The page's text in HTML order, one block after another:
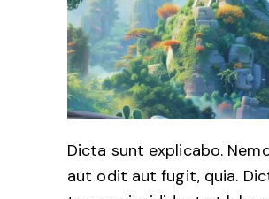
Dicta sunt explicabo.
aut odit aut fugit, quia.